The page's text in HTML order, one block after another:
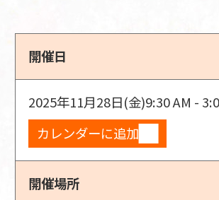
開催日
2025年11月28日(金)9:30 AM -
カレンダーに追加
開催場所